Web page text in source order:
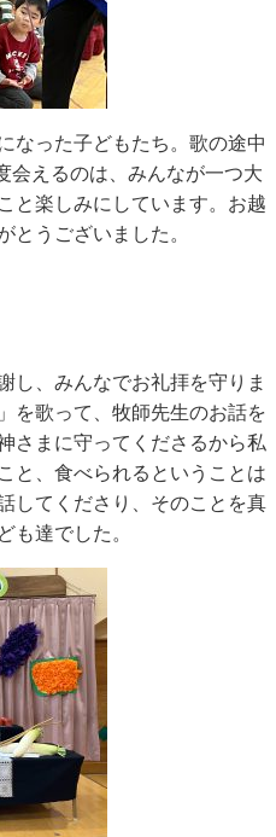
なった子どもたち。歌の途中
会えるのは、みんなが一つ大
と楽しみにしています。お越
とうございました。
し、みんなでお礼拝を守りま
を歌って、牧師先生のお話を
さまに守ってくださるから私
と、食べられるということは
してくださり、そのことを真
も達でした。